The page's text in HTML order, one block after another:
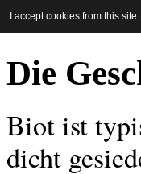
Die
Biot ist
dicht
I accept cookies from this site.